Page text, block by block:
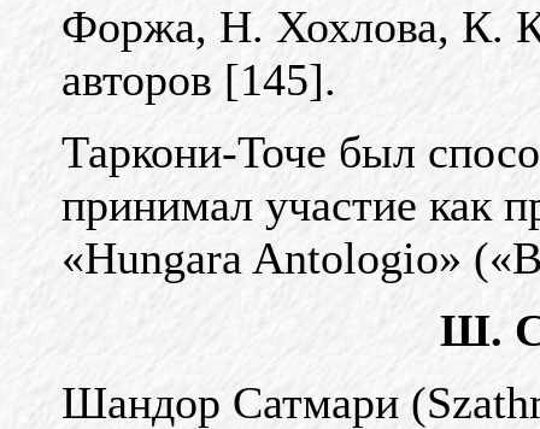
Форжа, Н. Хохлова, К.
авторов [145].
Таркони-Точе был
принимал участие как
«Hungara Antologio»
Ш.
Шандор Сатмари